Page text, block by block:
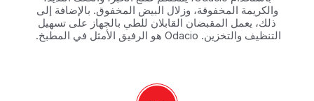
والكريمة المخفوقة، وزلال البيض المخفوق. بالإضافة إلى
ذلك، يعمل المقبضان القابلان للطي بالجهاز على تسهيل
التنظيف والتخزين. Odacio هو الرفيق الأمثل في المطبخ.